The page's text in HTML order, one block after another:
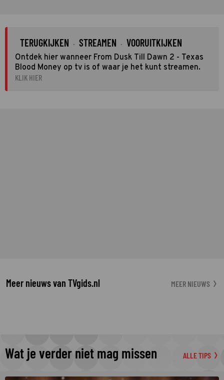
TERUGKIJKEN · STREAMEN · VOORUITKIJKEN
Ontdek hier wanneer From Dusk Till Dawn 2 - Texas
Blood Money op tv is of waar je het kunt streamen.
KLIK HIER
Meer nieuws van TVgids.nl MEER NIEUWS
Wat je verder niet mag missen ALLE TIPS